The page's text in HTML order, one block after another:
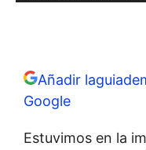
Añadir
Google
Estuvimos en la